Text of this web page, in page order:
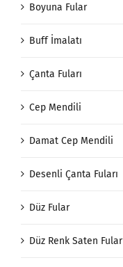
Boyuna Fular
Buff İmalatı
Çanta Fuları
Cep Mendili
Damat Cep Mendili
Desenli Çanta Fuları
Düz Fular
Düz Renk Saten Fular